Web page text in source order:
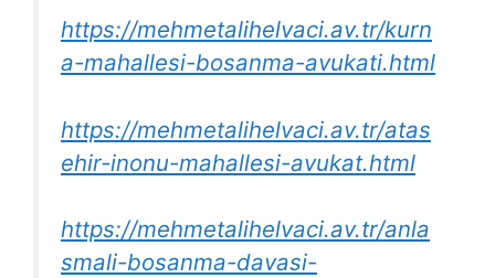
https://mehmetalihelvaci.av.tr/kurn
a-mahallesi-bosanma-avukati.html
https://mehmetalihelvaci.av.tr/atas
ehir-inonu-mahallesi-avukat.html
https://mehmetalihelvaci.av.tr/anla
smali-bosanma-davasi-